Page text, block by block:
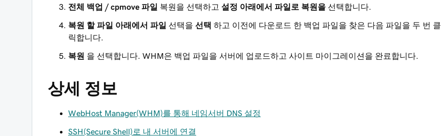
전체 백업 / cpmove 파일 복원을 선택하고 설정 아래에서 파일로 복원을 선택합니다.
복원 할 파일 아래에서 파일 선택을 선택 하고 이전에 다운로드 한 백업 파일을 찾은 다음 파일을 두 번 클
릭합니다.
복원 을 선택합니다. WHM은 백업 파일을 서버에 업로드하고 사이트 마이그레이션을 완료합니다.
상세 정보
WebHost Manager(WHM)를 통해 네임서버 DNS 설정
SSH(Secure Shell)로 내 서버에 연결